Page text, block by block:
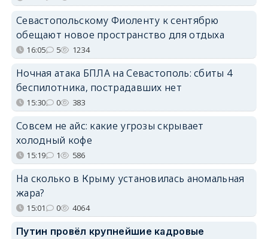
Севастопольскому Фиоленту к сентябрю
обещают новое пространство для отдыха
16:05 5 1234
Ночная атака БПЛА на Севастополь: сбиты 4
беспилотника, пострадавших нет
15:30 0 383
Совсем не айс: какие угрозы скрывает
холодный кофе
15:19 1 586
На сколько в Крыму установилась аномальная
жара?
15:01 0 4064
Путин провёл крупнейшие кадровые